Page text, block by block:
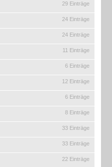
29 Einträge
24 Einträge
24 Einträge
11 Einträge
6 Einträge
12 Einträge
6 Einträge
8 Einträge
33 Einträge
33 Einträge
22 Einträge